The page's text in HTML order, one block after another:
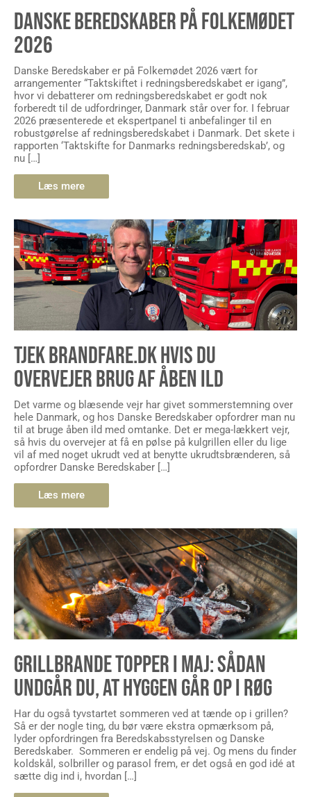
DANSKE BEREDSKABER PÅ FOLKEMØDET
2026
Danske Beredskaber er på Folkemødet 2026 vært for
arrangementer “Taktskiftet i redningsberedskabet er igang”,
hvor vi debatterer om redningsberedskabet er godt nok
forberedt til de udfordringer, Danmark står over for. I februar
2026 præsenterede et ekspertpanel ti anbefalinger til en
robustgørelse af redningsberedskabet i Danmark. Det skete i
rapporten ‘Taktskifte for Danmarks redningsberedskab’, og
nu […]
Læs mere
TJEK BRANDFARE.DK HVIS DU
OVERVEJER BRUG AF ÅBEN ILD
Det varme og blæsende vejr har givet sommerstemning over
hele Danmark, og hos Danske Beredskaber opfordrer man nu
til at bruge åben ild med omtanke. Det er mega-lækkert vejr,
så hvis du overvejer at få en pølse på kulgrillen eller du lige
vil af med noget ukrudt ved at benytte ukrudtsbrænderen, så
opfordrer Danske Beredskaber […]
Læs mere
GRILLBRANDE TOPPER I MAJ: SÅDAN
UNDGÅR DU, AT HYGGEN GÅR OP I RØG
Har du også tyvstartet sommeren ved at tænde op i grillen?
Så er der nogle ting, du bør være ekstra opmærksom på,
lyder opfordringen fra Beredskabsstyrelsen og Danske
Beredskaber. Sommeren er endelig på vej. Og mens du finder
koldskål, solbriller og parasol frem, er det også en god idé at
sætte dig ind i, hvordan […]